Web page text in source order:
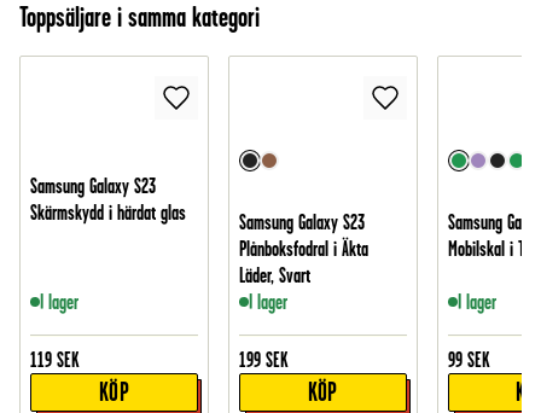
Toppsäljare i samma kategori
Samsung Galaxy S23
Skärmskydd i härdat glas
I lager
119 SEK
KÖP
Samsung Galaxy S23
Plånboksfodral i Äkta
Läder, Svart
I lager
199 SEK
KÖP
Samsung
Mobilskal i
I lager
99 SEK